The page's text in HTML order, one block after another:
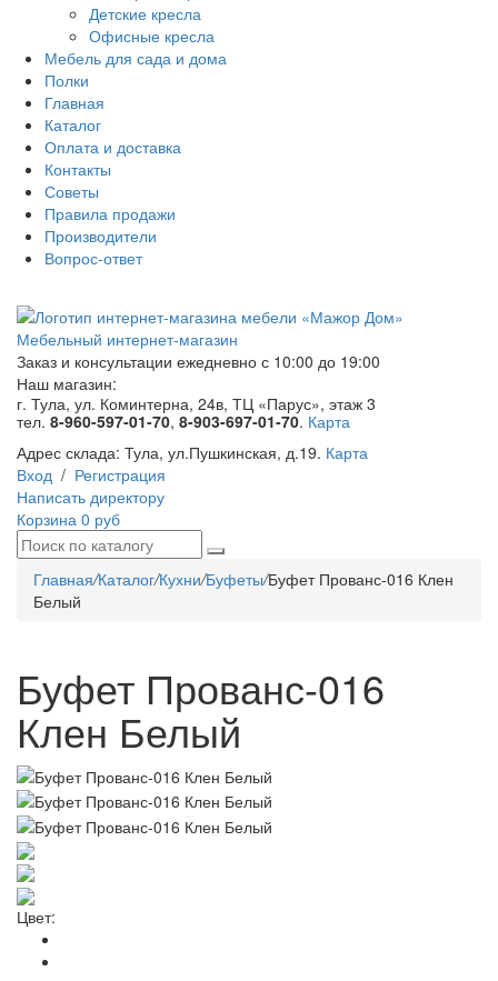
Детские кресла
Офисные кресла
Мебель для сада и дома
Полки
Главная
Каталог
Оплата и доставка
Контакты
Советы
Правила продажи
Производители
Вопрос-ответ
Мебельный интернет-магазин
Заказ и консультации ежедневно с 10:00 до 19:00
Наш магазин:
г. Тула, ул. Коминтерна, 24в, ТЦ «Парус», этаж 3
тел. 8-960-597-01-70, 8-903-697-01-70. Карта
Адрес склада: Тула, ул.Пушкинская, д.19. Карта
Вход / Регистрация
Написать директору
Корзина 0 руб
Главная/Каталог/Кухни/Буфеты/Буфет Прованс-016 Клен
Белый
Буфет Прованс-016
Клен Белый
Цвет: